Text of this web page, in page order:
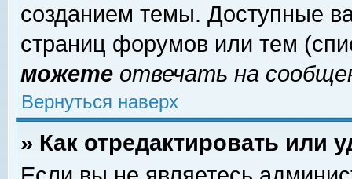
созданием темы. Доступные
страниц форумов или тем
можете отвечать на
Вернуться наверх
» Как отредактировать или